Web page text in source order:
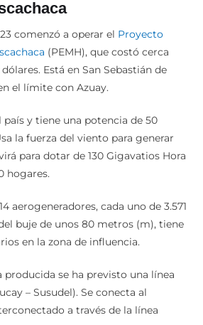
comenzó a operar elProyecto
(PEMH), que costó cerca
Está en San Sebastián de
país y tiene una potencia de 50
la fuerza del viento para generar
para dotar de 130 Gigavatios Hora
aerogeneradores, cada uno de 3.571
buje de unos 80 metros (m), tiene
se ha previsto una línea
– Susudel). Se conecta al